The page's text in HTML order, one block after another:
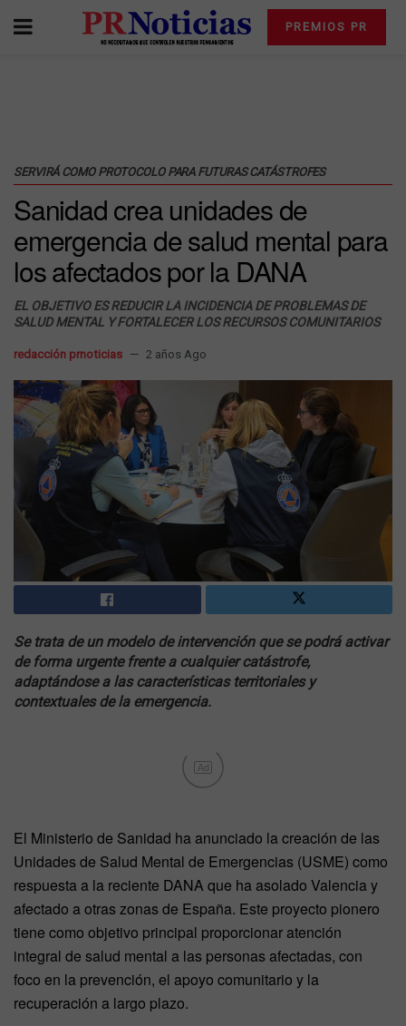
PREMIOS PR
SERVIRÁ COMO PROTOCOLO PARA FUTURAS CATÁSTROFES
Sanidad crea unidades de
emergencia de salud mental para
los afectados por la DANA
EL OBJETIVO ES REDUCIR LA INCIDENCIA DE PROBLEMAS DE
SALUD MENTAL Y FORTALECER LOS RECURSOS COMUNITARIOS
redacción prnoticias 2 años Ago
Se trata de un modelo de intervención que se podrá activar
de forma urgente frente a cualquier catástrofe,
adaptándose a las características territoriales y
contextuales de la emergencia.
Ad
El Ministerio de Sanidad ha anunciado la creación de las
Unidades de Salud Mental de Emergencias (USME) como
respuesta a la reciente DANA que ha asolado Valencia y
afectado a otras zonas de España. Este proyecto pionero
tiene como objetivo principal proporcionar atención
integral de salud mental a las personas afectadas, con
foco en la prevención, el apoyo comunitario y la
recuperación a largo plazo.